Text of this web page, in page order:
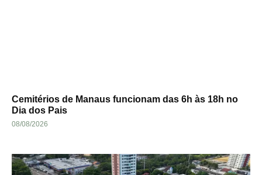
Cemitérios de Manaus funcionam das 6h às 18h no
Dia dos Pais
08/08/2026